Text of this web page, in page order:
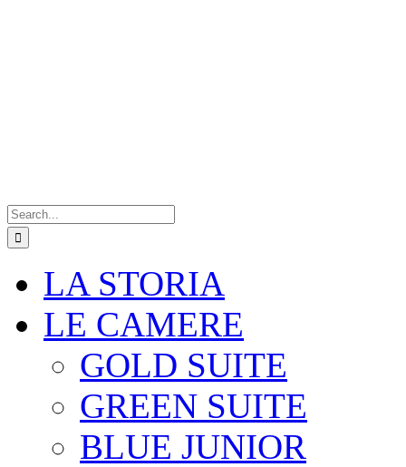
for:
LA STORIA
LE CAMERE
GOLD SUITE
GREEN SUITE
BLUE JUNIOR